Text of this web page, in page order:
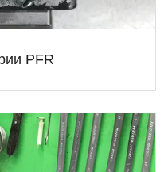
PFR